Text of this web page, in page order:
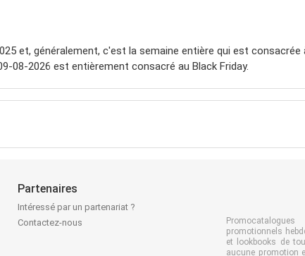
et, généralement, c'est la semaine entière qui est consacrée
08-2026 est entièrement consacré au Black Friday.
Partenaires
Intéressé par un partenariat ?
Contactez-nous
promotionnels
et lookbooks de
aucune promotion